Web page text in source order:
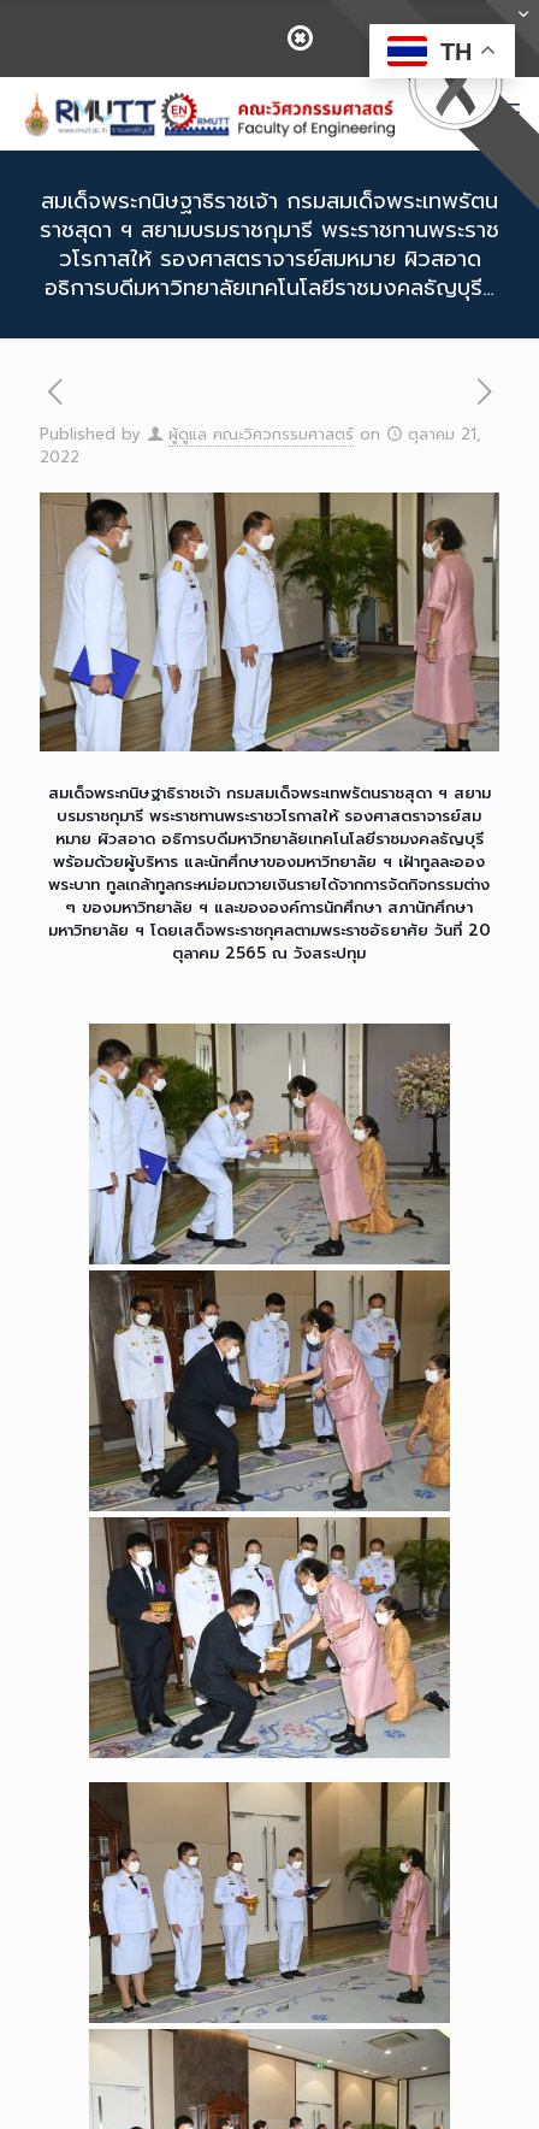
สมเด็จพระกนิษฐาธิราชเจ้า กรมสมเด็จพระเทพรัตน
ราชสุดา ฯ สยามบรมราชกุมารี พระราชทานพระราช
วโรกาสให้ รองศาสตราจารย์สมหมาย ผิวสอาด
อธิการบดีมหาวิทยาลัยเทคโนโลยีราชมงคลธัญบุรี…
Published by ผู้ดูแล คณะวิศวกรรมศาสตร์ on
ตุลาคม 21,
2022
สมเด็จพระกนิษฐาธิราชเจ้า กรมสมเด็จพระเทพรัตนราชสุดา ฯ สยาม
บรมราชกุมารี พระราชทานพระราชวโรกาสให้ รองศาสตราจารย์สม
หมาย ผิวสอาด อธิการบดีมหาวิทยาลัยเทคโนโลยีราชมงคลธัญบุรี
พร้อมด้วยผู้บริหาร และนักศึกษาของมหาวิทยาลัย ฯ เฝ้าทูลละออง
พระบาท ทูลเกล้าทูลกระหม่อมถวายเงินรายได้จากการจัดกิจกรรมต่าง
ๆ ของมหาวิทยาลัย ฯ และขององค์การนักศึกษา สภานักศึกษา
มหาวิทยาลัย ฯ โดยเสด็จพระราชกุศลตามพระราชอัธยาศัย วันที่ 20
ตุลาคม 2565 ณ วังสระปทุม
TH